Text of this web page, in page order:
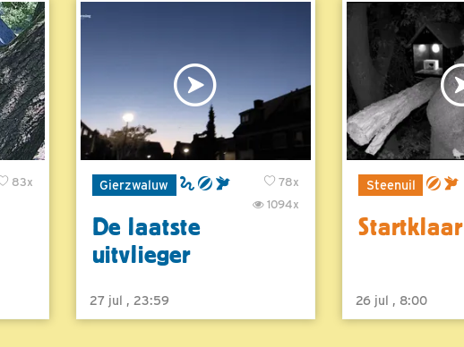
83x Gierzwaluw
78x
1094x
De laatste
uitvlieger
27 jul , 23:59
Steenuil
Startklaar
26 jul , 8:00